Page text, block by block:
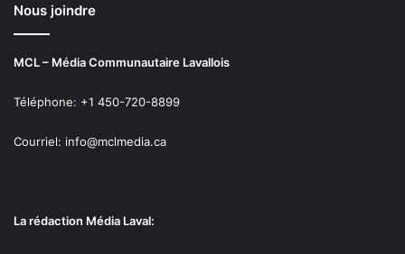
Nous joindre
MCL – Média Communautaire Lavallois
Téléphone: +1 450-720-8899
Courriel: info@mclmedia.ca
La rédaction Média Laval: